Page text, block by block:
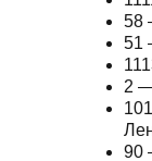
58
51
2
90